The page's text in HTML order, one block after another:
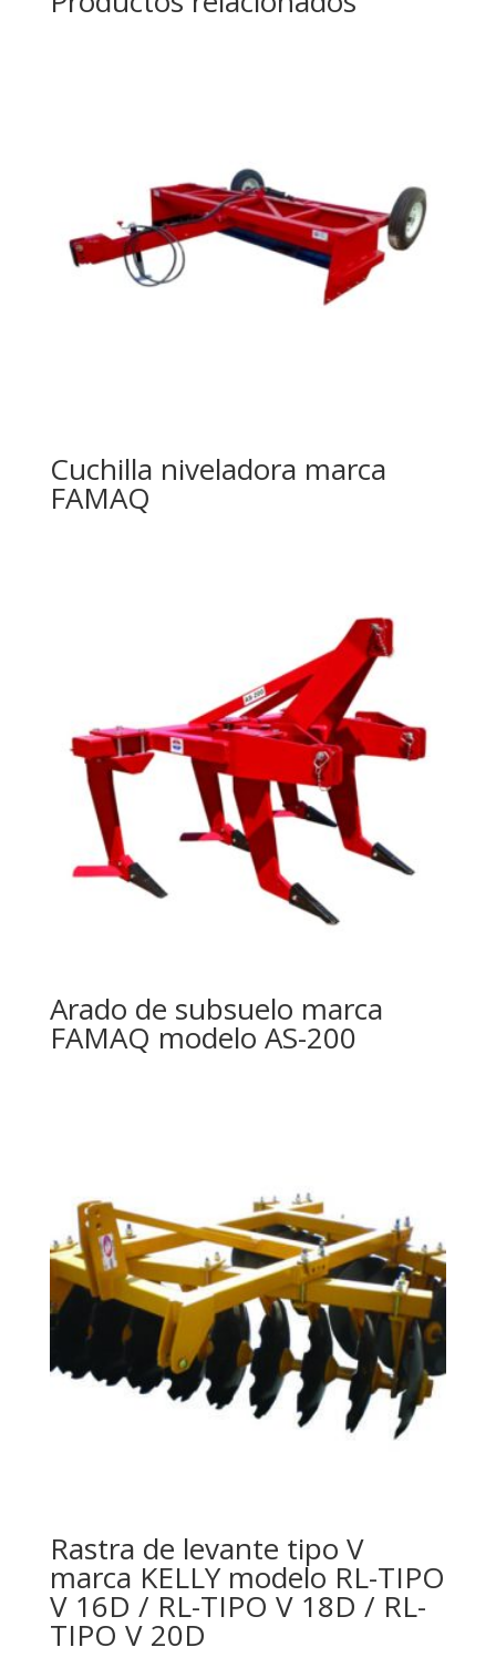
Cuchilla niveladora marca
FAMAQ
Arado de subsuelo marca
FAMAQ modelo AS-200
Rastra de levante tipo V
marca KELLY modelo RL-TIPO
V 16D / RL-TIPO V 18D / RL-
TIPO V 20D